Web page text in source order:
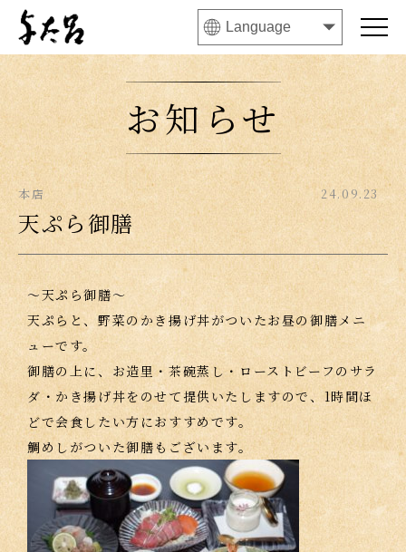
お知らせ
本店 24.09.23
天ぷら御膳
〜天ぷら御膳〜
天ぷらと、野菜のかき揚げ丼がついたお昼の御膳メニ
ューです。
御膳の上に、お造里・茶碗蒸し・ローストビーフのサラ
ダ・かき揚げ丼をのせて提供いたしますので、1時間ほ
どで会食したい方におすすめです。
鯛めしがついた御膳もございます。